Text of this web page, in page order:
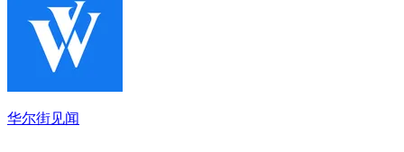
华尔街见闻